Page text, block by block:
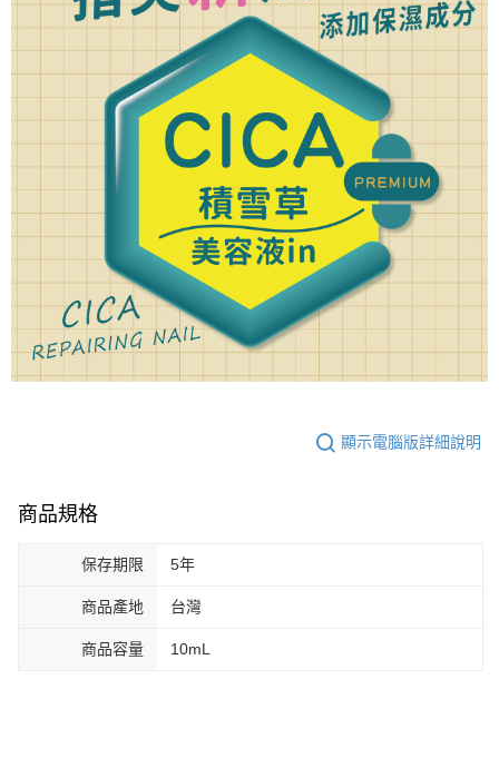
顯示電腦版詳細說明
商品規格
保存期限 5年
商品產地 台灣
商品容量 10mL